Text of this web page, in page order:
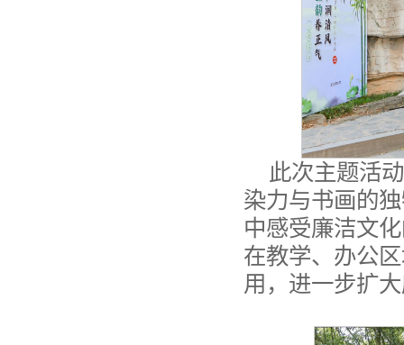
此次主题活
染力与书画的
中感受廉洁文
在教学、办公
用，进一步扩